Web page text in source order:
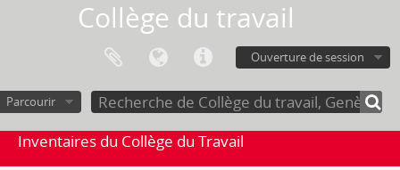
Collège du travail
Ouverture de session
Parcourir
Inventaires du Collège du Travail